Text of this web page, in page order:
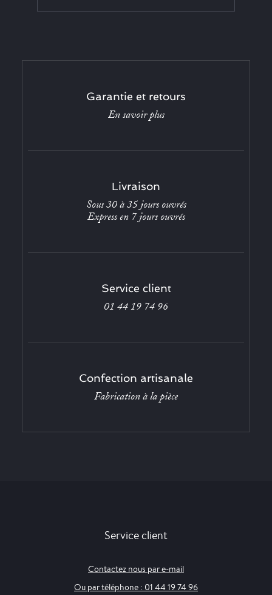
Garantie et retours
En savoir plus
Livraison
Sous 30 à 35 jours ouvrés
Express en 7 jours ouvrés
Service client
01 44 19 74 96
Confection artisanale
Fabrication à la pièce
Service client
Contactez nous par e-mail
Ou par téléphone : 01 44 19 74 96